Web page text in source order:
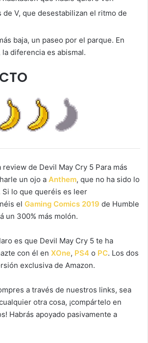
de V, que desestabilizan el ritmo de
baja, un paseo por el parque. En
diferencia es abismal.
review de Devil May Cry 5 Para más
un ojo a Anthem, que no ha sido lo
Si lo que queréis es leer
el Gaming Comics 2019 de Humble
un 300% más molón.
es que Devil May Cry 5 te ha
con él en XOne, PS4 o PC. Los dos
exclusiva de Amazon.
a través de nuestros links, sea
otra cosa, ¡compártelo en
Habrás apoyado pasivamente a